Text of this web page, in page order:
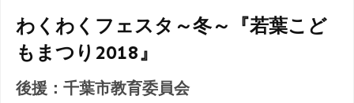
わくわくフェスタ～冬～『若葉こど
もまつり2018』
後援：千葉市教育委員会